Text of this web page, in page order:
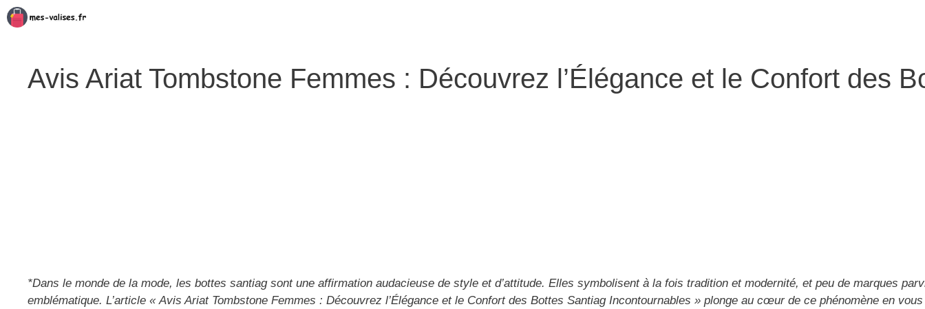
Aller
au
Avis Ariat Tombstone Femmes : Découvrez l’Élégance et le Confort des
*Dans le monde de la mode, les bottes santiag sont une affirmation audacieuse de style et d’attitude. Elles symbolisent à la fois tradition et modernité, et peu de marques
emblématique. L’article « Avis Ariat Tombstone Femmes : Découvrez l’Élégance et le Confort des Bottes Santiag Incontournables » plonge au cœur de ce phénomène en